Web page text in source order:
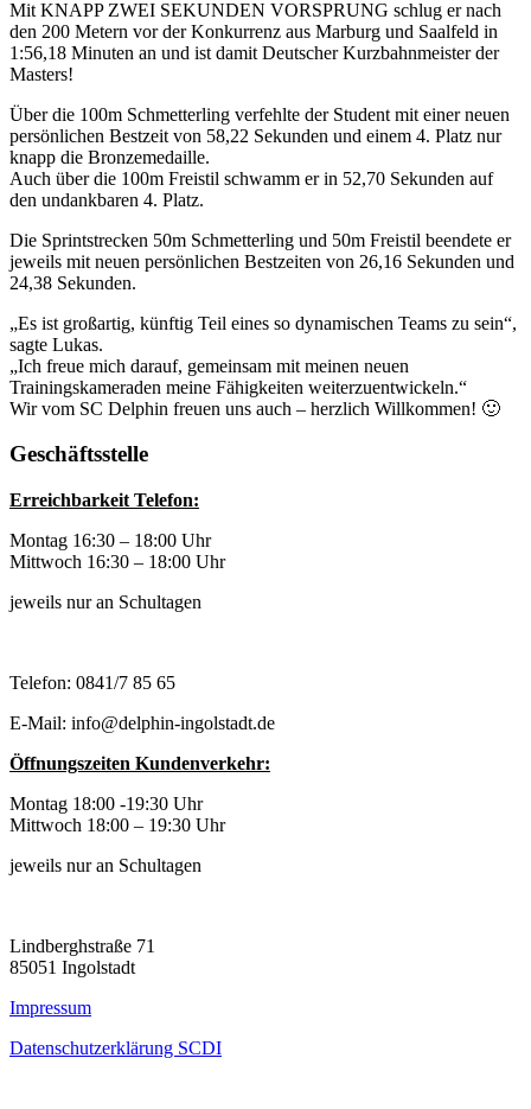
Mit KNAPP ZWEI SEKUNDEN VORSPRUNG schlug er nach
den 200 Metern vor der Konkurrenz aus Marburg und Saalfeld in
1:56,18 Minuten an und ist damit Deutscher Kurzbahnmeister der
Masters!
Über die 100m Schmetterling verfehlte der Student mit einer neuen
persönlichen Bestzeit von 58,22 Sekunden und einem 4. Platz nur
knapp die Bronzemedaille.
Auch über die 100m Freistil schwamm er in 52,70 Sekunden auf
den undankbaren 4. Platz.
Die Sprintstrecken 50m Schmetterling und 50m Freistil beendete er
jeweils mit neuen persönlichen Bestzeiten von 26,16 Sekunden und
24,38 Sekunden.
„Es ist großartig, künftig Teil eines so dynamischen Teams zu sein“,
sagte Lukas.
„Ich freue mich darauf, gemeinsam mit meinen neuen
Trainingskameraden meine Fähigkeiten weiterzuentwickeln.“
Wir vom SC Delphin freuen uns auch – herzlich Willkommen! 🙂
Geschäftsstelle
Erreichbarkeit Telefon:
Montag 16:30 – 18:00 Uhr
Mittwoch 16:30 – 18:00 Uhr
jeweils nur an Schultagen
Telefon: 0841/7 85 65
E-Mail: info@delphin-ingolstadt.de
Öffnungszeiten Kundenverkehr:
Montag 18:00 -19:30 Uhr
Mittwoch 18:00 – 19:30 Uhr
jeweils nur an Schultagen
Lindberghstraße 71
85051 Ingolstadt
Impressum
Datenschutzerklärung SCDI